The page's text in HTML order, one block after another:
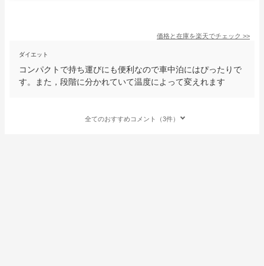
価格と在庫を楽天でチェック >>
ダイエット
コンパクトで持ち運びにも便利なので車中泊にはぴったりで
す。また，段階に分かれていて温度によって変えれます
全てのおすすめコメント（3件）